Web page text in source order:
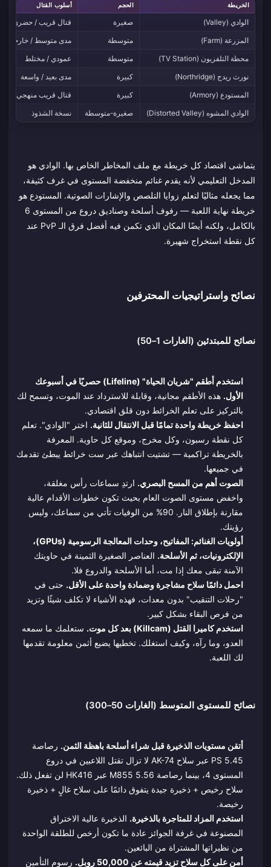
الخريطة الحجم أسلوب القتال
الوادي (Valley) صغيرة
قتال قريب / حضري
المزرعة (Farm)
متوسطة
مدى متوسط / خارجي
محطة التلفزيون (TV Station)
متوسطة
عمودي / مختلط
نورث ريدج (Northridge)
كبيرة
مدى بعيد / واسعة
المستودع (Armory)
كبيرة
قتال قريب منهجي
الوادي المشوه (Distorted Valley)
صغيرة-متوسطة نسخة الشذوذ
يتماشى اقتصاد كل خريطة مع ملف المخاطر الخاص بها. الوادي هو
المدخل التعليمي لأنه يقدم غنائم منخفضة المستوى في غرف كثيفة،
مما يجعله مثاليًا لتعلم زوايا التلصص والإشارات الصوتية. المستودع هو
خريطة نهاية اللعبة — رفوف أسلحة وصناديق دروع من المستوى 6
بالكامل، ولكنه أيضًا المكان الذي تكمن فيه أفضل فرق الـ PvP عند
كل نقطة استخراج شهيرة.
نصائح واستراتيجيات المحترفين
نصائح للمبتدئين (الغارات 1–50)
استخدم أطقم "شريان الحياة" (Lifeline) حصريًا في أسبوعك
الأول. هذه الأطقم مجانية، وقابلة للاسترداد عند الموت، وتسمح لك
بالتركيز على تعلم الخرائط دون قلق اقتصادي.
احفظ خريطة واحدة تمامًا قبل الانتقال للثانية. اختر "الوادي". تعلم
كل نقطة رسبون، وكل مخرج، وموقع كل حاوية. المعرفة
بالخريطة تراكمية — تشتيت انتباهك عبر ست خرائط يبطئ تقدمك
في جميعها.
الصوت أهم من المسح البصري. ارتدِ سماعات رأس مغلقة،
واخفض مستوى الصوت العام بحيث تكون خطوات الأقدام عالية
مقارنة بإطلاق النار. 90% من الوفيات تأتي من سماعك، وليس
رؤيتك.
أولويات الغنائم: المفاتيح، وحدات المعالجة الرسومية (GPUs)،
الإلكترونيات، ثم الأسلحة. العناصر الصغيرة الثمينة في حاويتك
الآمنة تبقى معك إذا مت، أما الأسلحة والدروع فلا.
احمل دائمًا سلاح مشاجرة وضمادة واحدة على الأقل. حتى في
"رحلات التنقيب" بدون معدات، فهذه الأشياء لا تكلف شيئًا وتزيد
من فرص البقاء بشكل كبير.
استخدم كاميرا القتل (Killcam) بعد كل موت.
ستعلمك ما سمعه
العدو، وما رآه، وكيف استغلك. تخطيها يضيع أثمن معلومة تقدمها
لك اللعبة.
نصائح للمستوى المتوسط (الغارات 50–300)
أتقن مستويات الذخيرة قبل شراء أسلحة باهظة الثمن. رصاصة
5.45 PS عبر سلاح AK-74 لا تزال تقتل اللاعبين في دروع
المستوى 4، بينما رصاصة 5.56 M855 عبر HK416 لن تفعل ذلك.
سلاح رخيص + ذخيرة جيدة يتفوق دائمًا على سلاح غالٍ + ذخيرة
رخيصة.
استخدم المزاد للمتاجرة بالذخيرة. الذخيرة عالية الاختراق
المصنوعة في غرفة الجوائز عادة ما تكون أرخص للطلقة الواحدة
من نظيراتها المشتراة من البائعين.
أمن على كل سلاح تزيد قيمته عن 50,000 روبل.
رسوم التأمين